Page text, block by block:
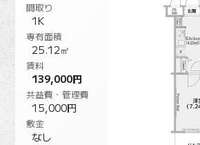
間取り
1K
専有面積
25.12㎡
賃料
139,000円
共益費・管理費
15,000円
敷金
なし